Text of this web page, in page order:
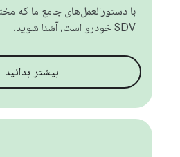
با دستورالعمل‌های جامع ما که
SDV خودرو است، آشنا شوید.
بیشتر بدانید